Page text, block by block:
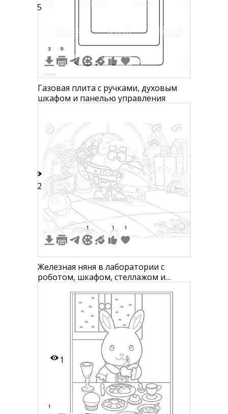
15
3 9
Газовая плита с ручками, духовым
шкафом и панелью управления
12
1 1 1
Железная няня в лаборатории с
роботом, шкафом, стеллажом и
1
1